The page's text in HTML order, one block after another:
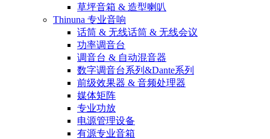
草坪音箱 & 造型喇叭
Thinuna 专业音响
话筒 & 无线话筒 & 无线会议
功率调音台
调音台 & 自动混音器
数字调音台系列&Dante系列
前级效果器 & 音频处理器
媒体矩阵
专业功放
电源管理设备
有源专业音箱